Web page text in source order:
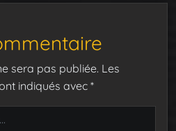
sera pas publiée. Les
indiqués avec *